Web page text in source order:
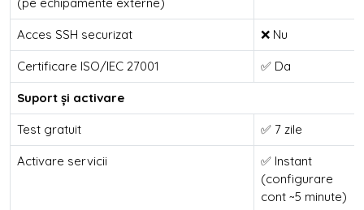
Acces SSH securizat ❌ Nu
Certificare ISO/IEC 27001 ✅ Da
Suport și activare
Test gratuit ✅ 7 zile
Activare servicii
✅ Instant
(configurare
cont ~5 minute)